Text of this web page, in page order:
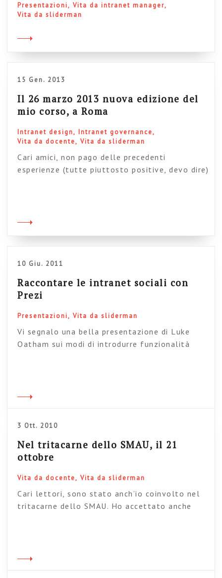
Presentazioni Vita da intranet manager
Vita da sliderman
15 Gen. 2013
Il 26 marzo 2013 nuova edizione del
mio corso, a Roma
Intranet design
Intranet governance
Vita da docente Vita da sliderman
Cari amici, non pago delle precedenti
esperienze (tutte piuttosto positive, devo dire)
precedente edizione di maggio, il corso si terrà
congressi Cavour (vicino alla stazione Termini).
10 Giu. 2011
Raccontare le intranet sociali con
Prezi
Presentazioni Vita da sliderman
Vi segnalo una bella presentazione di Luke
Oatham sui modi di introdurre funzionalità
presentazioni analoghe in azienda. Intranet
information flow on Prezi
3 Ott. 2010
Nel tritacarne dello SMAU, il 21
ottobre
Vita da docente Vita da sliderman
Cari lettori, sono stato anch’io coinvolto nel
tritacarne dello SMAU. Ho accettato anche
coordinata da Gino Tocchetti. Il mio – breve –
intervento si intitolerà: “La intranet 2.0, il